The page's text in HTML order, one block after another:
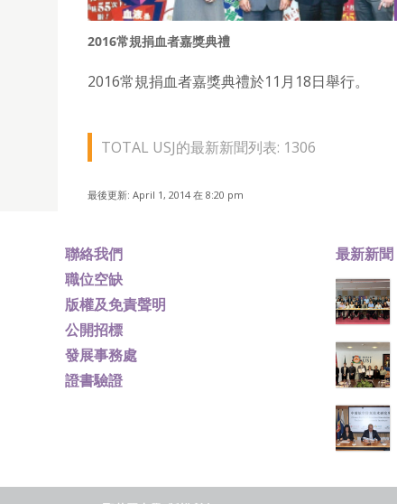
2016常規捐血者嘉獎典禮
2016常規捐血者嘉獎典禮於11月18日舉行。
TOTAL USJ的最新新聞列表: 1306
最後更新: April 1, 2014 在 8:20 pm
聯絡我們
職位空缺
版權及免責聲明
公開招標
發展事務處
證書驗證
最新新聞